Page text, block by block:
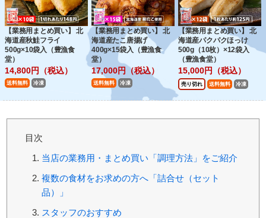
【業務用まとめ買い】 北
海道産秋鮭フライ
500g×10袋入（豊漁食
堂）
14,800円（税込）
送料無料 冷凍
【業務用まとめ買い】 北
海道産たこ唐揚げ
400g×15袋入（豊漁食
堂）
17,000円（税込）
送料無料 冷凍
【業務用まとめ買い】 北
海道産パクパクほっけ
500g（10枚）×12袋入
（豊漁食堂）
15,000円（税込）
売り切れ 送料無料 冷凍
目次
当店の業務用・まとめ買い「調理方法」をご紹介
複数の食材をお求めの方へ「詰合せ（セット
品）」
スタッフのおすすめ